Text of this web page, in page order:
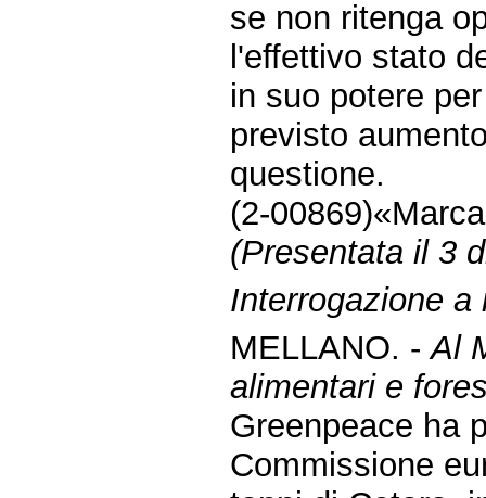
se non ritenga
l'effettivo stato
in suo potere
previsto
questione.
(2-
(Presentata il 3
Interrogazione
MELLANO. -Al
alimentari e
Greenpeace ha
Commissione